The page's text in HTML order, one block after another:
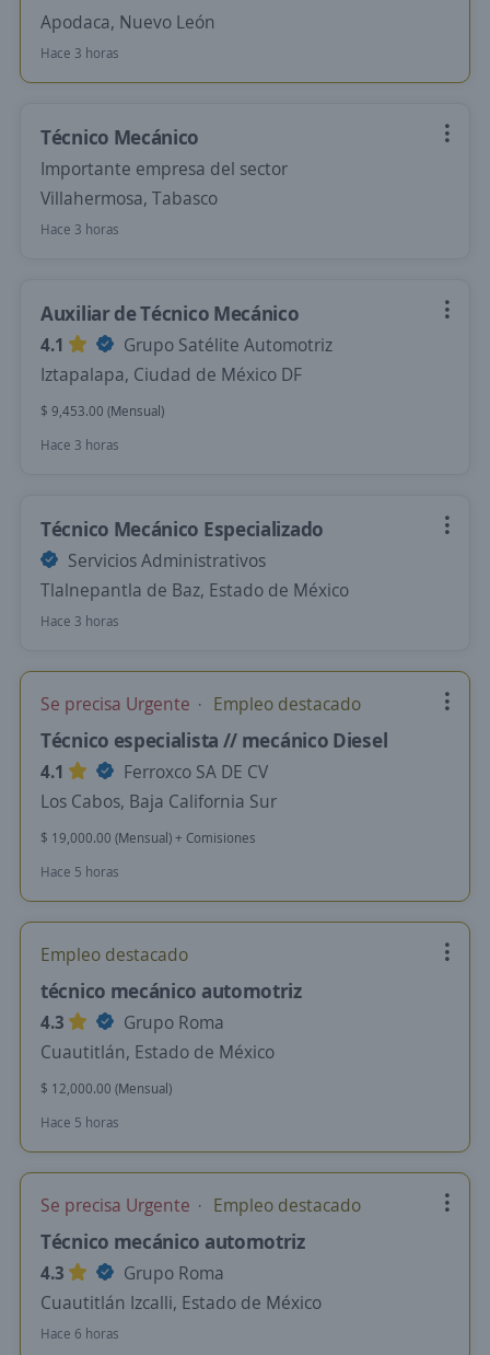
Apodaca, Nuevo León
Hace 3 horas
Técnico Mecánico
Importante empresa del sector
Villahermosa, Tabasco
Hace 3 horas
Auxiliar de Técnico Mecánico
4.1
Grupo Satélite Automotriz
Iztapalapa, Ciudad de México DF
$ 9,453.00 (Mensual)
Hace 3 horas
Técnico Mecánico Especializado
Servicios Administrativos
Tlalnepantla de Baz, Estado de México
Hace 3 horas
Se precisa Urgente Empleo destacado
Técnico especialista // mecánico Diesel
4.1
Ferroxco SA DE CV
Los Cabos, Baja California Sur
$ 19,000.00 (Mensual) + Comisiones
Hace 5 horas
Empleo destacado
técnico mecánico automotriz
4.3
Grupo Roma
Cuautitlán, Estado de México
$ 12,000.00 (Mensual)
Hace 5 horas
Se precisa Urgente Empleo destacado
Técnico mecánico automotriz
4.3
Grupo Roma
Cuautitlán Izcalli, Estado de México
Hace 6 horas